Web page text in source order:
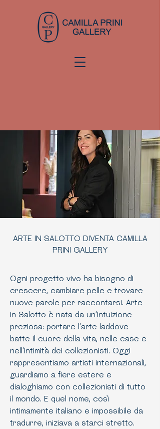
ARTE IN SALOTTO DIVENTA CAMILLA
PRINI GALLERY
Ogni progetto vivo ha bisogno di
crescere, cambiare pelle e trovare
nuove parole per raccontarsi. Arte
in Salotto è nata da un’intuizione
preziosa: portare l’arte laddove
batte il cuore della vita, nelle case e
nell’intimità dei collezionisti. Oggi
rappresentiamo artisti internazionali,
guardiamo a fiere estere e
dialoghiamo con collezionisti di tutto
il mondo. E quel nome, così
intimamente italiano e impossibile da
tradurre, iniziava a starci stretto.